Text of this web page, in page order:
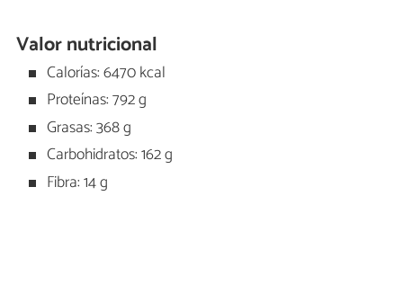
Valor nutricional
Calorías: 6470 kcal
Proteínas: 792 g
Grasas: 368 g
Carbohidratos: 162 g
Fibra: 14 g